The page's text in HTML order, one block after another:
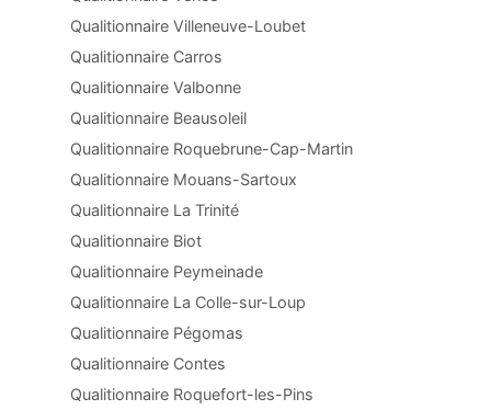
Qualitionnaire Villeneuve-Loubet
Qualitionnaire Carros
Qualitionnaire Valbonne
Qualitionnaire Beausoleil
Qualitionnaire Roquebrune-Cap-Martin
Qualitionnaire Mouans-Sartoux
Qualitionnaire La Trinité
Qualitionnaire Biot
Qualitionnaire Peymeinade
Qualitionnaire La Colle-sur-Loup
Qualitionnaire Pégomas
Qualitionnaire Contes
Qualitionnaire Roquefort-les-Pins